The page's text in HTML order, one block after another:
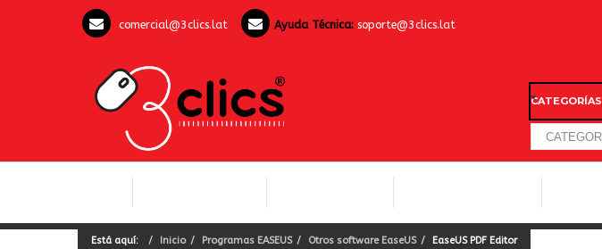
comercial@3clics.lat Ayuda Técnica: soporte@3clics.lat
CATEGORÍAS
Está aquí: Inicio Programas EASEUS Otros software EaseUS EaseUS PDF Editor